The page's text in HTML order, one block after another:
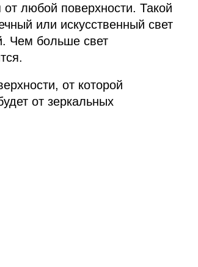
любой поверхности. Такой
или искусственный свет
Чем больше свет
от которой
от зеркальных